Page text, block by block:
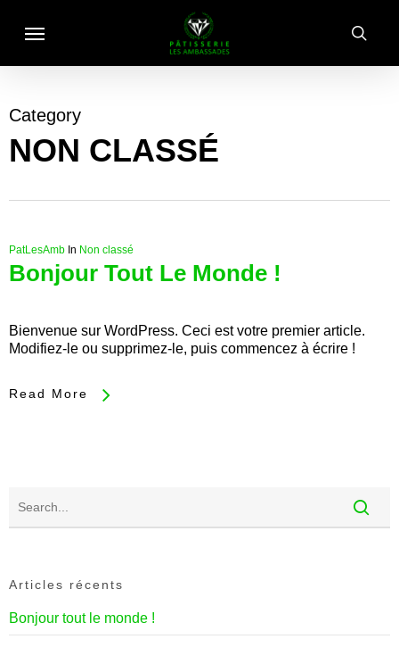
main
Menu
Category
NON CLASSÉ
PatLesAmb In Non classé
Bonjour Tout Le Monde !
Bienvenue sur WordPress. Ceci est votre premier article.
Modifiez-le ou supprimez-le, puis commencez à écrire !
Read More
Articles récents
Bonjour tout le monde !